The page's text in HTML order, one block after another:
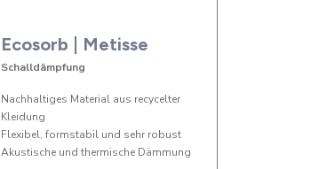
Ecosorb | Metisse
Schalldämpfung
Nachhaltiges Material aus recycelter
Kleidung
Flexibel, formstabil und sehr robust
Akustische und thermische Dämmung